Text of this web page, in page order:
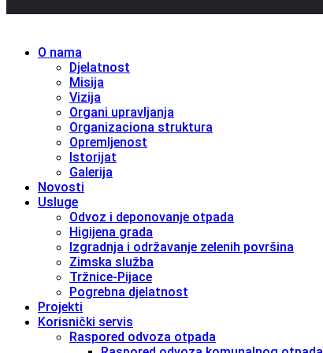
O nama
Djelatnost
Misija
Vizija
Organi upravljanja
Organizaciona struktura
Opremljenost
Istorijat
Galerija
Novosti
Usluge
Odvoz i deponovanje otpada
Higijena grada
Izgradnja i održavanje zelenih površina
Zimska služba
Tržnice-Pijace
Pogrebna djelatnost
Projekti
Korisnički servis
Raspored odvoza otpada